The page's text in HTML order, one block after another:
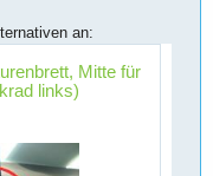
an:
Mitte für
links)